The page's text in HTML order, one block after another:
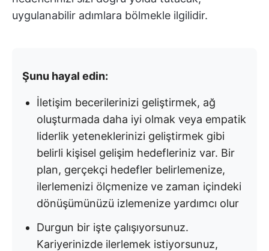
uygulanabilir adımlara bölmekle ilgilidir.
Şunu hayal edin:
İletişim becerilerinizi geliştirmek, ağ
oluşturmada daha iyi olmak veya empatik
liderlik yeteneklerinizi geliştirmek gibi
belirli kişisel gelişim hedefleriniz var. Bir
plan, gerçekçi hedefler belirlemenize,
ilerlemenizi ölçmenize ve zaman içindeki
dönüşümünüzü izlemenize yardımcı olur
Durgun bir işte çalışıyorsunuz.
Kariyerinizde ilerlemek istiyorsunuz,